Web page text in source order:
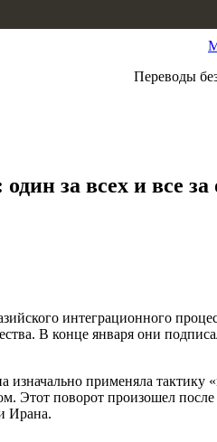
Переводы
за всех и все за
интеграционного
В конце января они
применяла
Этот поворот произошел
Ирана.